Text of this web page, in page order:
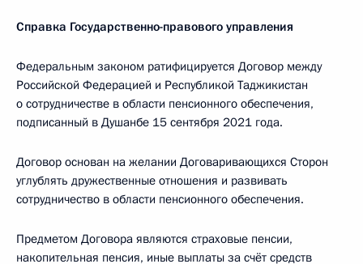
Справка Государственно-правового управления
Федеральным законом ратифицируется Договор между
Российской Федерацией и Республикой Таджикистан
о сотрудничестве в области пенсионного обеспечения,
подписанный в Душанбе 15 сентября 2021 года.
Договор основан на желании Договаривающихся Сторон
углублять дружественные отношения и развивать
сотрудничество в области пенсионного обеспечения.
Предметом Договора являются страховые пенсии,
накопительная пенсия, иные выплаты за счёт средств